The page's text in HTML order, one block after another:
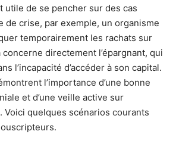
utile de se pencher sur des cas
de crise, par exemple, un organisme
temporairement les rachats sur
directement l’épargnant, qui
l’incapacité d’accéder à son capital.
l’importance d’une bonne
et d’une veille active sur
Voici quelques scénarios courants